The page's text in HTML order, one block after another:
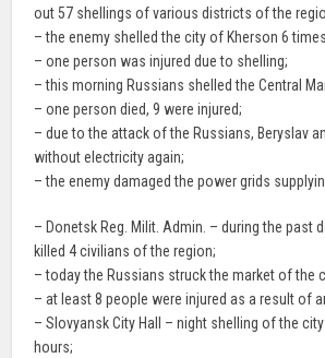
out 57 shellings of various districts of the
– the enemy shelled the city of Kherson 6
– one person was injured due to shelling;
– this morning Russians shelled the Central
– one person died, 9 were injured;
– due to the attack of the Russians, Beryslav
without electricity again;
– the enemy damaged the power grids
– Donetsk Reg. Milit. Admin. – during the past
killed 4 civilians of the region;
– today the Russians struck the market of the
– at least 8 people were injured as a result of
– Slovyansk City Hall – night shelling of the
hours;